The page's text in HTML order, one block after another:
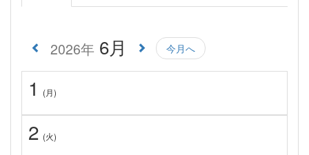
2026年 6月 今月へ
1 (月)
2 (火)